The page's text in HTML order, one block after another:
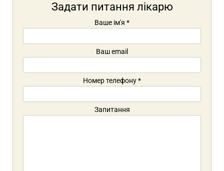
Задати питання лікарю
Ваше ім'я *
Ваш email
Номер телефону*
Запитання